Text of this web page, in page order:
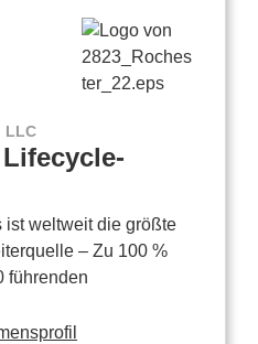
LLC
ist weltweit die größte
– Zu 100 %
führenden